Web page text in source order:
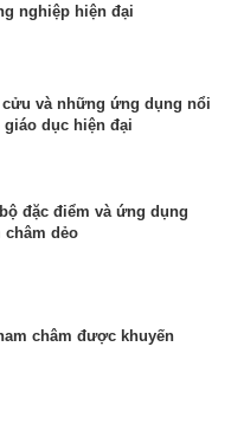
nghiệp hiện đại
cửu và những ứng dụng nổi
giáo dục hiện đại
đặc điểm và ứng dụng
châm dẻo
châm được khuyến